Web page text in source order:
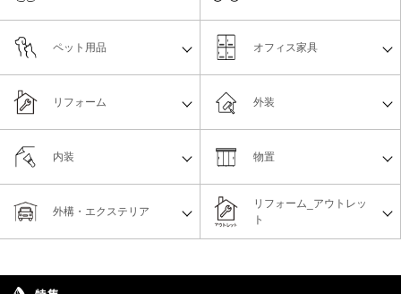
ペット用品 オフィス家具
リフォーム
リフォーム_アウトレッ
ト
物置
外構・エクステリア
外装
内装